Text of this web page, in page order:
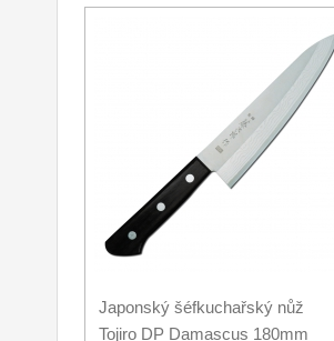
Japonský šéfkuchařský nůž
Tojiro DP Damascus 180mm